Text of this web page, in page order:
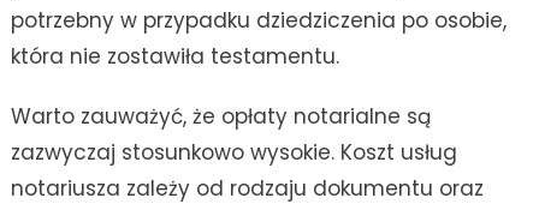
potrzebny w przypadku dziedziczenia po osobie,
która nie zostawiła testamentu.
Warto zauważyć, że opłaty notarialne są
zazwyczaj stosunkowo wysokie. Koszt usług
notariusza zależy od rodzaju dokumentu oraz